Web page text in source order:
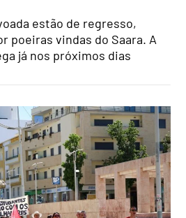
estão de regresso,
poeiras vindas do Saara. A
já nos próximos dias